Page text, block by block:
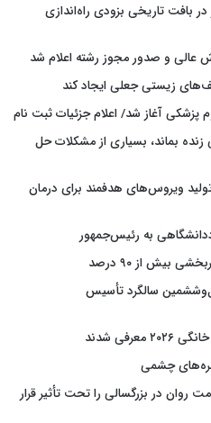
بافت تاریخی بزودی راه‌اندازی
و صدور مجوز رشته اعلام شد
زیستی جعلی ایجاد کند
پزشکی آغاز شد/ اعلام جزئیات ثبت نام
بماند، بسیاری از مشکلات حل
ویروس‌های هدفمند برای درمان
به رئیس‌جمهور
بیش از ۹۰ درصد
سالگرد تأسیس
شدند
چشمی
روان در بزرگسالی را تحت تأثیر قرار